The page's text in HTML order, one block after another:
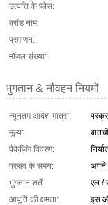
उत्पत्ति के प्लेस:
ब्रांड नाम:
प्रमाणन:
मॉडल संख्या:
भुगतान & नौवहन नियमों
न्यूनतम आदेश मात्रा:
मूल्य:
पैकेजिंग विवरण:
प्रसव के समय:
अपने
भुगतान शर्तें:
एल /
आपूर्ति की क्षमता:
इस